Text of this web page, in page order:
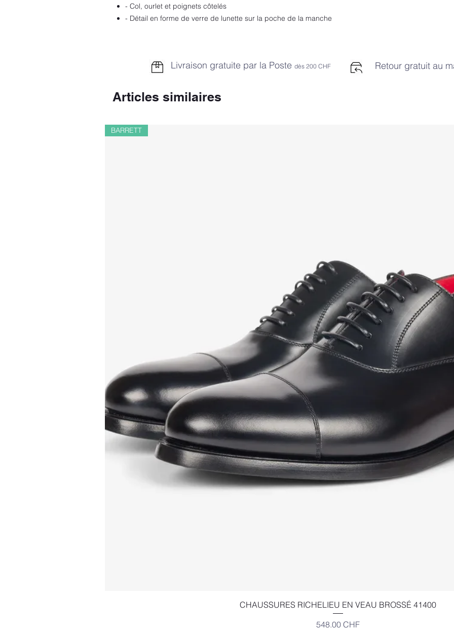
- Col, ourlet et poignets côtelés
- Détail en forme de verre de lunette sur la poche de la manche
Livraison gratuite par la Poste dès 200 CHF Retour gratuit au
Articles similaires
Aperçu rapide
BARRETT
CHAUSSURES RICHELIEU EN VEAU BROSSÉ 41400
Prix
548.00 CHF